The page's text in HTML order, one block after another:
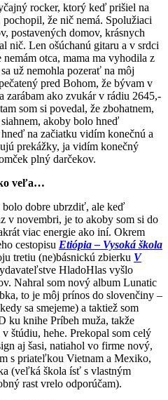
rocker, ktorý keď prišiel na
že nič nemá. Spolužiaci
postavených domov, krásnych
nič. Len ošúchanú gitaru a v srdci
otca, mama ma vyhodila z
už nemohla pozerať na môj
pred Bohom, že bývam v
zarábam ako zvukár v rádiu 2645,-
som si povedal, že zbohatnem,
akoby bolo hneď
na začiatku vidím konečnú a
prekážky, ja vidím konečný
plný darčekov.
veľa…
dobre ubrzdiť, ale keď
v novembri, je to akoby som si do
viac energie ako iní. Okrem
cestopisu Etiópia – Vysoká škola
tretiu (ne)básnickú zbierku V
HladoHlas vyšlo
Nahral som nový album Lunatic
to je môj prínos do slovenčiny –
sa smejeme) a taktiež som
ku knihe Príbeh muža, takže
štúdiu, hehe. Prekopal som celý
aj šasi, natiahol vo firme nový,
s priateľkou Vietnam a Mexiko,
(veľká škola ísť s vlastným
rast vrelo odporúčam).